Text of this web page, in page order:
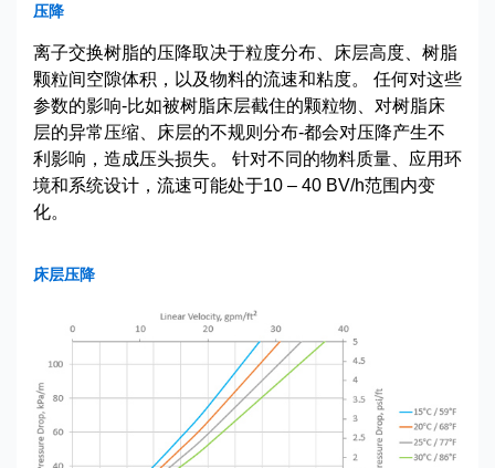
压降
离子交换树脂的压降取决于粒度分布、床层高度、树脂
颗粒间空隙体积，以及物料的流速和粘度。 任何对这些
参数的影响-比如被树脂床层截住的颗粒物、对树脂床
层的异常压缩、床层的不规则分布-都会对压降产生不
利影响，造成压头损失。 针对不同的物料质量、应用环
境和系统设计，流速可能处于10 – 40 BV/h范围内变
化。
床层压降